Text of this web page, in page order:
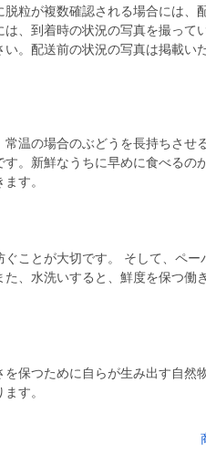
粒が複数確認される場合には、
、到着時の状況の写真を撮って
い。配送前の状況の写真は掲載い
温の場合のぶどうを長持ちさせ
す。新鮮なうちに早めに食べるの
す。
ことが大切です。 そして、ペ
、水洗いすると、鮮度を保つ働
保つために自らが生み出す自然
す。